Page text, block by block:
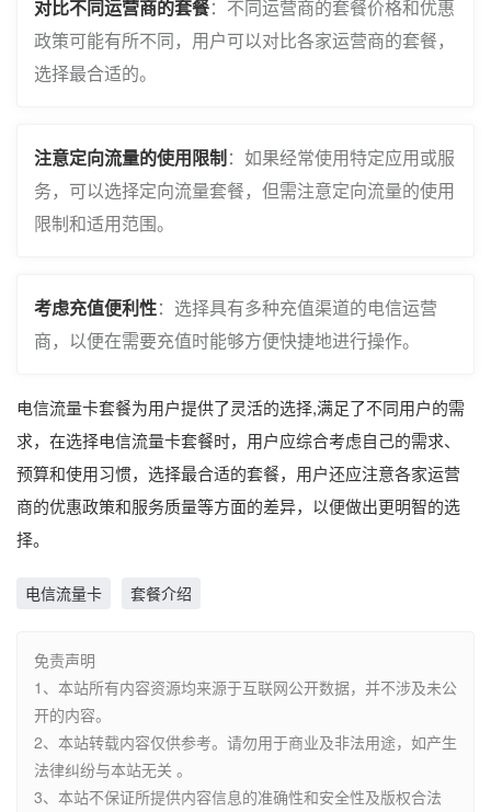
对比不同运营商的套餐：不同运营商的套餐价格和优惠
政策可能有所不同，用户可以对比各家运营商的套餐，
选择最合适的。
注意定向流量的使用限制：如果经常使用特定应用或服
务，可以选择定向流量套餐，但需注意定向流量的使用
限制和适用范围。
考虑充值便利性：选择具有多种充值渠道的电信运营
商，以便在需要充值时能够方便快捷地进行操作。
电信流量卡套餐为用户提供了灵活的选择,满足了不同用户的需
求，在选择电信流量卡套餐时，用户应综合考虑自己的需求、
预算和使用习惯，选择最合适的套餐，用户还应注意各家运营
商的优惠政策和服务质量等方面的差异，以便做出更明智的选
择。
电信流量卡 套餐介绍
免责声明
1、本站所有内容资源均来源于互联网公开数据，并不涉及未公
开的内容。
2、本站转载内容仅供参考。请勿用于商业及非法用途，如产生
法律纠纷与本站无关 。
3、本站不保证所提供内容信息的准确性和安全性及版权合法